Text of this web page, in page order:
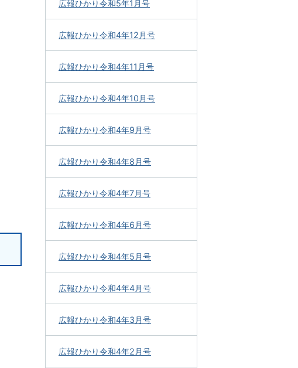
広報ひかり令和5年1月号
広報ひかり令和4年12月号
広報ひかり令和4年11月号
広報ひかり令和4年10月号
広報ひかり令和4年9月号
広報ひかり令和4年8月号
広報ひかり令和4年7月号
広報ひかり令和4年6月号
広報ひかり令和4年5月号
広報ひかり令和4年4月号
広報ひかり令和4年3月号
広報ひかり令和4年2月号